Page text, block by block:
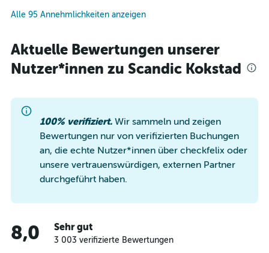
Alle 95 Annehmlichkeiten anzeigen
Aktuelle Bewertungen unserer
Nutzer*innen zu Scandic Kokstad
100% verifiziert. Wir sammeln und zeigen
Bewertungen nur von verifizierten Buchungen
an, die echte Nutzer*innen über checkfelix oder
unsere vertrauenswürdigen, externen Partner
durchgeführt haben.
8,0 Sehr gut
3 003 verifizierte Bewertungen